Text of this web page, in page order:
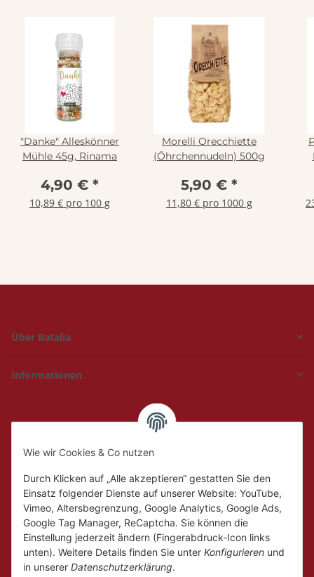
Wie wir Cookies & Co nutzen
Durch Klicken auf „Alle akzeptieren“ gestatten Sie den
Einsatz folgender Dienste auf unserer Website: YouTube,
Vimeo, Altersbegrenzung, Google Analytics, Google Ads,
Google Tag Manager, ReCaptcha. Sie können die
Einstellung jederzeit ändern (Fingerabdruck-Icon links
unten). Weitere Details finden Sie unter Konfigurieren und
in unserer Datenschutzerklärung.
"Danke" Alleskönner
Mühle 45g, Rinama
4,90 € *
10,89 € pro 100 g
Morelli Orecchiette
(Öhrchennudeln) 500g
5,90 € *
11,80 € pro 1000 g
Über Batalia
Informationen
Hückelhoven und
Di. - Fr.
10:00 - 18:00
10:00 - 14:00